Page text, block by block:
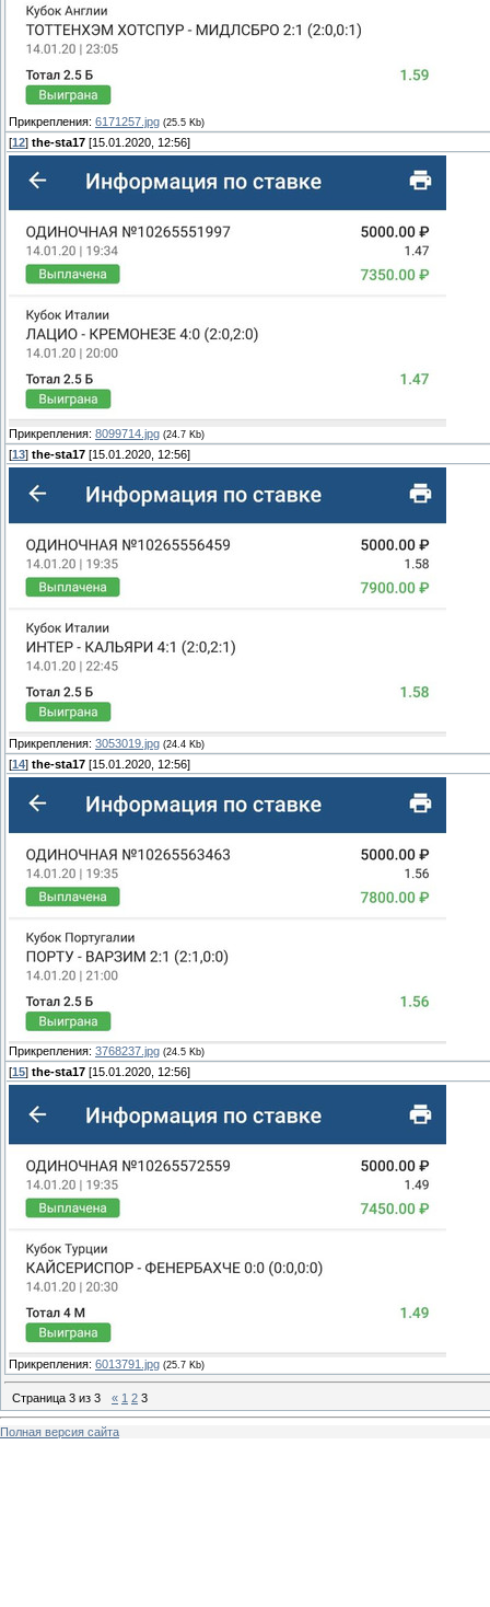
Прикрепления: 6171257.jpg (25.5 Kb)
[12] the-sta17 [15.01.2020, 12:56]
Прикрепления: 8099714.jpg (24.7 Kb)
[13] the-sta17 [15.01.2020, 12:56]
Прикрепления: 3053019.jpg (24.4 Kb)
[14] the-sta17 [15.01.2020, 12:56]
Прикрепления: 3768237.jpg (24.5 Kb)
[15] the-sta17 [15.01.2020, 12:56]
Прикрепления: 6013791.jpg (25.7 Kb)
Страница 3 из 3 « 1 2 3
Полная версия сайта